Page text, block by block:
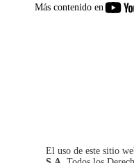
Más contenido en
El uso de este sitio